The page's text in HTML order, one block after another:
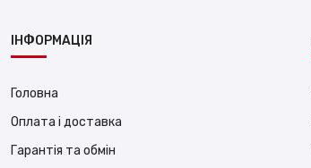
ІНФОРМАЦІЯ
Головна
Оплата і доставка
Гарантія та обмін